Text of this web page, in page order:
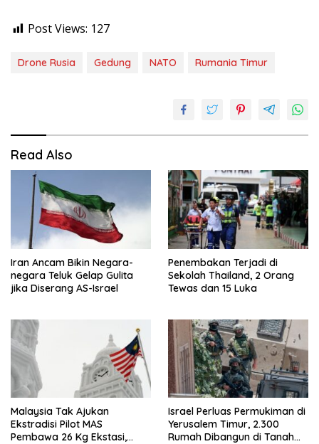
Post Views: 127
Drone Rusia Gedung NATO Rumania Timur
Read Also
Iran Ancam Bikin Negara-
negara Teluk Gelap Gulita
jika Diserang AS-Israel
Penembakan Terjadi di
Sekolah Thailand, 2 Orang
Tewas dan 15 Luka
Malaysia Tak Ajukan
Ekstradisi Pilot MAS
Pembawa 26 Kg Ekstasi,
Israel Perluas Permukiman di
Yerusalem Timur, 2.300
Rumah Dibangun di Tanah